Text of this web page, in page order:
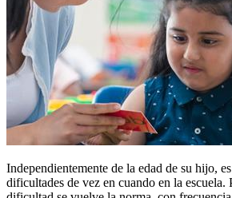
Independientemente de la edad de su hijo,
dificultades de vez en cuando en la escuela.